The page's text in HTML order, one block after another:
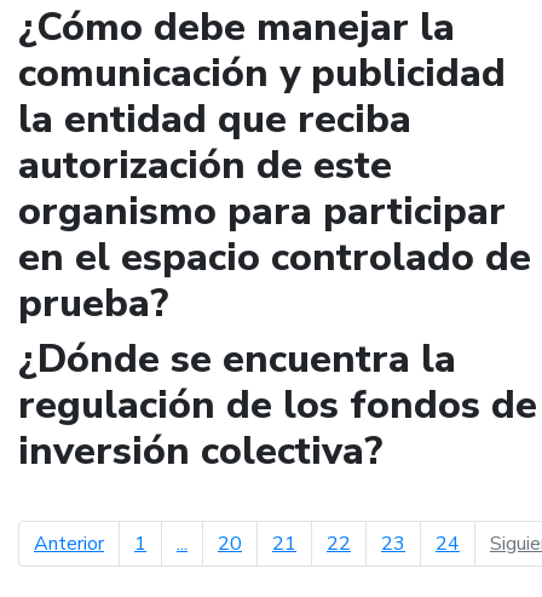
¿Cómo debe manejar la
comunicación y publicidad
la entidad que reciba
autorización de este
organismo para participar
en el espacio controlado de
prueba?
¿Dónde se encuentra la
regulación de los fondos de
inversión colectiva?
Anteriorpágina anterior
1 ... 20 21 22 23 24